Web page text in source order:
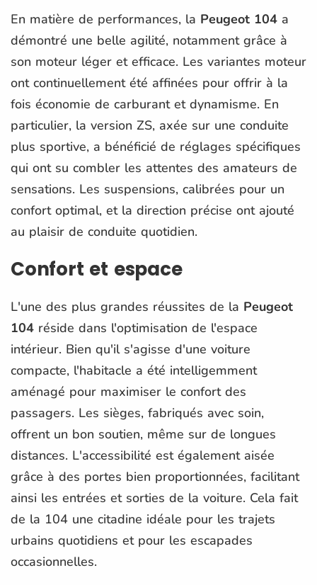
En matière de performances, la Peugeot 104 a
démontré une belle agilité, notamment grâce à
son moteur léger et efficace. Les variantes moteur
ont continuellement été affinées pour offrir à la
fois économie de carburant et dynamisme. En
particulier, la version ZS, axée sur une conduite
plus sportive, a bénéficié de réglages spécifiques
qui ont su combler les attentes des amateurs de
sensations. Les suspensions, calibrées pour un
confort optimal, et la direction précise ont ajouté
au plaisir de conduite quotidien.
Confort et espace
L'une des plus grandes réussites de la Peugeot
104 réside dans l'optimisation de l'espace
intérieur. Bien qu'il s'agisse d'une voiture
compacte, l'habitacle a été intelligemment
aménagé pour maximiser le confort des
passagers. Les sièges, fabriqués avec soin,
offrent un bon soutien, même sur de longues
distances. L'accessibilité est également aisée
grâce à des portes bien proportionnées, facilitant
ainsi les entrées et sorties de la voiture. Cela fait
de la 104 une citadine idéale pour les trajets
urbains quotidiens et pour les escapades
occasionnelles.